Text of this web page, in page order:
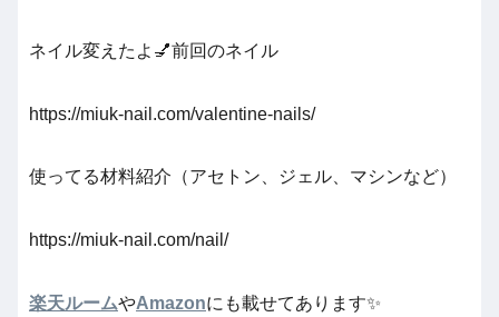
ネイル変えたよ💅前回のネイル
https://miuk-nail.com/valentine-nails/
使ってる材料紹介（アセトン、ジェル、マシンなど）
https://miuk-nail.com/nail/
楽天ルームやAmazonにも載せてあります✨